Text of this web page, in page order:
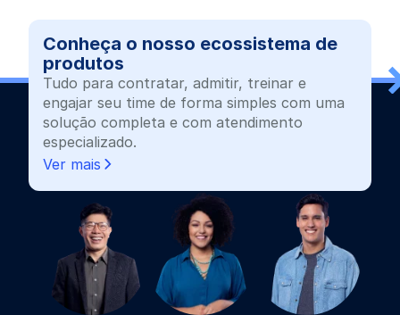
Conheça o nosso ecossistema de
produtos
Tudo para contratar, admitir, treinar e
engajar seu time de forma simples com uma
solução completa e com atendimento
especializado.
Ver mais